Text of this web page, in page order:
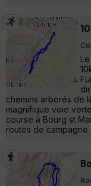
chemins arborés de
magnifique voie
course à Bourg st
routes de